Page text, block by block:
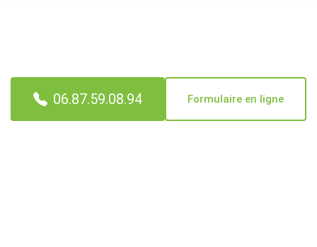
06.87.59.08.94 Formulaire en ligne